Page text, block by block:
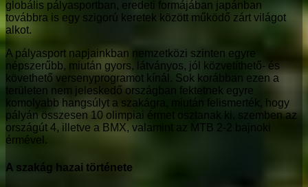
globális pályasportban, eredeti formájában japánban
továbbra is egy szigorú keretek között működő zárt világot
alkot.
A pályasport napjainkban nemzetközi szinten egyre
népszerűbb, miután gyors, látványos, jól közvetíthető- és
követhető versenyprogramot kínál. Sok korábban ezen a
területen nem jeleskedő országban fektetnek egyre
komolyabb hangsúlyt a szakágra, miután felismerték, hogy
pályán összesen 10 olimpiai érmet osztanak ki, szemben az
országút 4, illetve a BMX, valamint az MTB 2-2 bajnoki
érmével.
A szakág hazai története